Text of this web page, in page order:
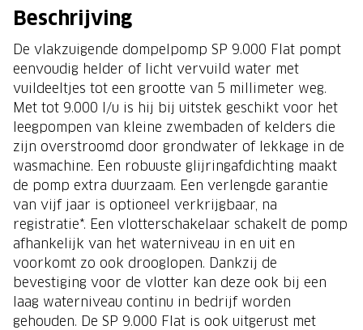
Beschrijving
De vlakzuigende dompelpomp SP 9.000 Flat pompt
eenvoudig helder of licht vervuild water met
vuildeeltjes tot een grootte van 5 millimeter weg.
Met tot 9.000 l/u is hij bij uitstek geschikt voor het
leegpompen van kleine zwembaden of kelders die
zijn overstroomd door grondwater of lekkage in de
wasmachine. Een robuuste glijringafdichting maakt
de pomp extra duurzaam. Een verlengde garantie
van vijf jaar is optioneel verkrijgbaar, na
registratie*. Een vlotterschakelaar schakelt de pomp
afhankelijk van het waterniveau in en uit en
voorkomt zo ook drooglopen. Dankzij de
bevestiging voor de vlotter kan deze ook bij een
laag waterniveau continu in bedrijf worden
gehouden. De SP 9.000 Flat is ook uitgerust met